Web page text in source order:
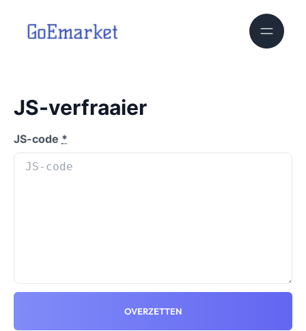
JS-verfraaier
JS-code *
OVERZETTEN